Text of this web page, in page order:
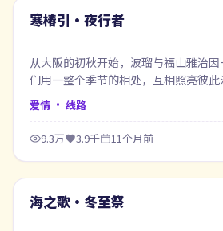
最新
寒椿引·夜行者
从大阪的初秋开始，波瑠与福山雅治
们用一整个季节的相处，互相照亮彼此
爱情 · 线路
9.3万 3.9千 11个月前
最新
海之歌·冬至祭